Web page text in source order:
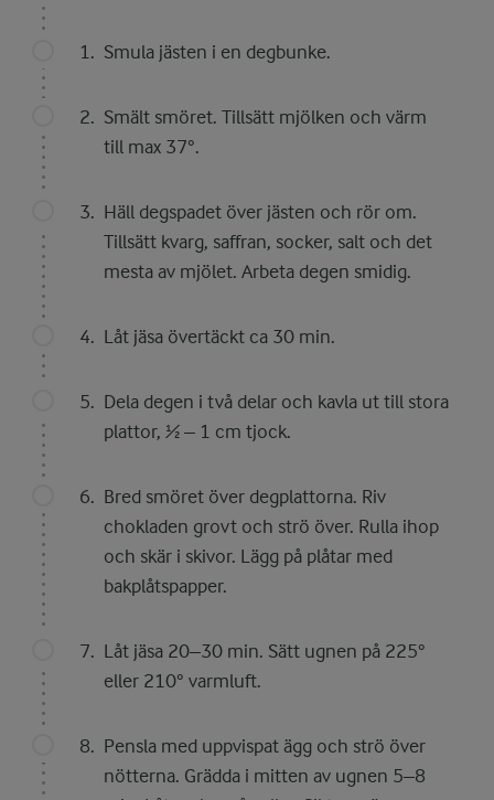
Smula jästen i en degbunke.
Smält smöret. Tillsätt mjölken och värm
till max 37°.
Häll degspadet över jästen och rör om.
Tillsätt kvarg, saffran, socker, salt och det
mesta av mjölet. Arbeta degen smidig.
Låt jäsa övertäckt ca 30 min.
Dela degen i två delar och kavla ut till stora
plattor, ½ – 1 cm tjock.
Bred smöret över degplattorna. Riv
chokladen grovt och strö över. Rulla ihop
och skär i skivor. Lägg på plåtar med
bakplåtspapper.
Låt jäsa 20–30 min. Sätt ugnen på 225°
eller 210° varmluft.
Pensla med uppvispat ägg och strö över
nötterna. Grädda i mitten av ugnen 5–8